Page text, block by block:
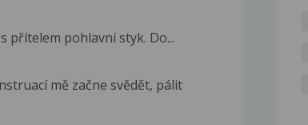
přítelem pohlavní styk. Do...
mě začne svědět, pálit